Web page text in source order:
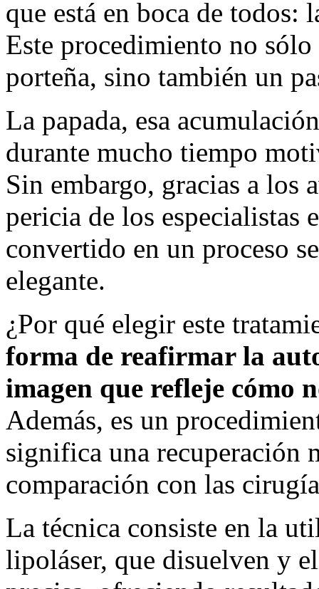
que está en boca de todos:
Este procedimiento no
porteña, sino también un
La papada, esa
durante mucho tiempo
Sin embargo, gracias a los
pericia de los especialistas
convertido en un proceso
elegante.
¿Por qué elegir este
forma de reafirmar la
imagen que refleje cómo
Además, es un
significa una recuperación
comparación con las
La técnica consiste en la
lipoláser, que disuelven y